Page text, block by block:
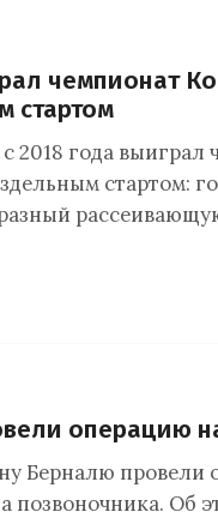
чемпионат
стартом
2018 года выиграл
стартом:
операцию
Берналю провели
позвоночника. Об